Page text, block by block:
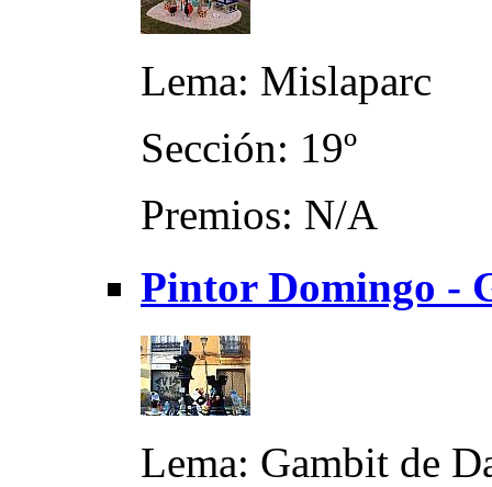
Lema: Mislaparc
Sección: 19º
Premios: N/A
Pintor Domingo -
Lema: Gambit de